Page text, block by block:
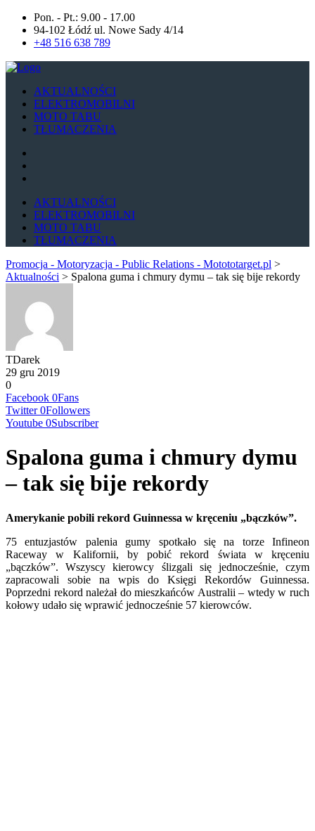
Pon. - Pt.: 9.00 - 17.00
94-102 Łódź ul. Nowe Sady 4/14
+48 516 638 789
AKTUALNOŚCI
ELEKTROMOBILNI
MOTO TABU
TŁUMACZENIA
AKTUALNOŚCI
ELEKTROMOBILNI
MOTO TABU
TŁUMACZENIA
Promocja - Motoryzacja - Public Relations - Motototarget.pl >
Aktualności > Spalona guma i chmury dymu – tak się bije rekordy
TDarek
29 gru 2019
0
Facebook 0Fans
Twitter 0Followers
Youtube 0Subscriber
Spalona guma i chmury dymu
– tak się bije rekordy
Amerykanie pobili rekord Guinnessa w kręceniu „bączków”.
75 entuzjastów palenia gumy spotkało się na torze Infineon
Raceway w Kalifornii, by pobić rekord świata w kręceniu
„bączków”. Wszyscy kierowcy ślizgali się jednocześnie, czym
zapracowali sobie na wpis do Księgi Rekordów Guinnessa.
Poprzedni rekord należał do mieszkańców Australii – wtedy w ruch
kołowy udało się wprawić jednocześnie 57 kierowców.